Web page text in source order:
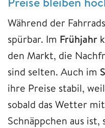
Während der
spürbar. Im Frühjahr
den Markt, die
sind selten. Auch im
ihre Preise stabil,
sobald das Wetter
Schnäppchen aus